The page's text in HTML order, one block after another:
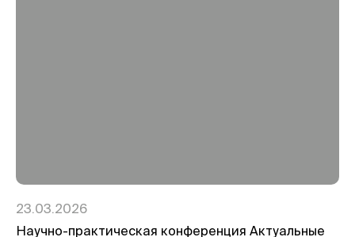
23.03.2026
Научно-практическая конференция Актуальные